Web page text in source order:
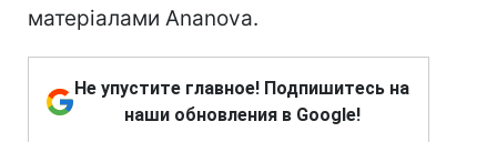
матеріалами Ananova.
Не упустите главное! Подпишитесь на
наши обновления в Google!